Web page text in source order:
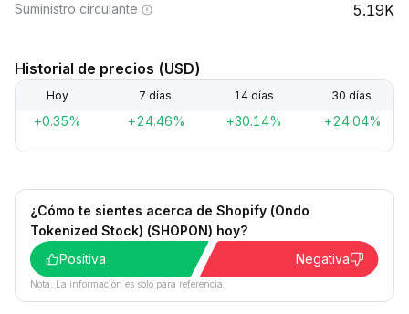
Suministro circulante 5.19K
Historial de precios (USD)
Hoy 7 días 14 días 30 días
+0.35% +24.46% +30.14% +24.04%
¿Cómo te sientes acerca de Shopify (Ondo
Tokenized Stock) (SHOPON) hoy?
Positiva
Negativa
Nota: La información es solo para referencia.